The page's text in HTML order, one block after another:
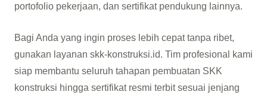
portofolio pekerjaan, dan sertifikat pendukung lainnya.
Bagi Anda yang ingin proses lebih cepat tanpa ribet,
gunakan layanan skk-konstruksi.id. Tim profesional kami
siap membantu seluruh tahapan pembuatan SKK
konstruksi hingga sertifikat resmi terbit sesuai jenjang